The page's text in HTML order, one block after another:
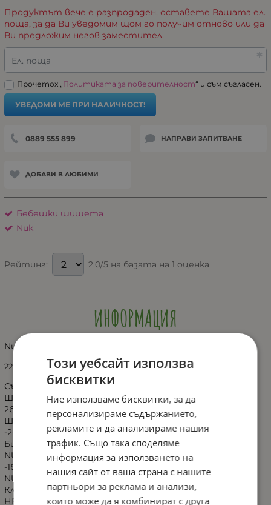
Продуктът вече е разпродаден, оставете Вашата ел.
поща, за да Ви уведомим щом го получим отново или да
Ви предложим негов заместител.
Ел. поща
Прочетох „ Политиката за поверителност“ и съм съгласен.
УВЕДОМИ МЕ ПРИ НАЛИЧНОСТ!
0889 555 899 НАПРАВИ ЗАПИТВАНЕ
ДОБАВИ В ЛЮБИМИ
Бебешки шишета
Nuk
Рейтинг: 2.0/5 на базата на 1 оценка
ИНФОРМАЦИЯ
Nuk-сет Perfect start Temperature Control 10 части
225.267
Съдържа:
Шише РА 150мл силиконов биберон за хранене 0-6м S
2бр.
Шише РА 300мл силиконов биберон за хранене 6-18м M
-2бр.
Биберон за храна силикон 0-6м M -2бр.
NUK бибeрон залъгалка силикон 0-6м. GENIUS + кугийка
-1бр.
NUK четка за шише и биберон -2в1-1бр.
Клапа Open Close
НЕ СТЕРИЛИЗИРАЙТЕ В МИКРОВЪЛНОВА.
Този уебсайт използва
бисквитки
Ние използваме бисквитки, за да
персонализираме съдържанието,
рекламите и да анализираме нашия
трафик. Също така споделяме
информация за използването на
нашия сайт от ваша страна с нашите
партньори за реклама и анализи,
които може да я комбинират с друга